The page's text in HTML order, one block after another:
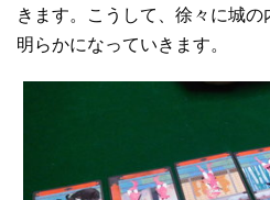
きます。こうして、徐々に城の
明らかになっていきます。